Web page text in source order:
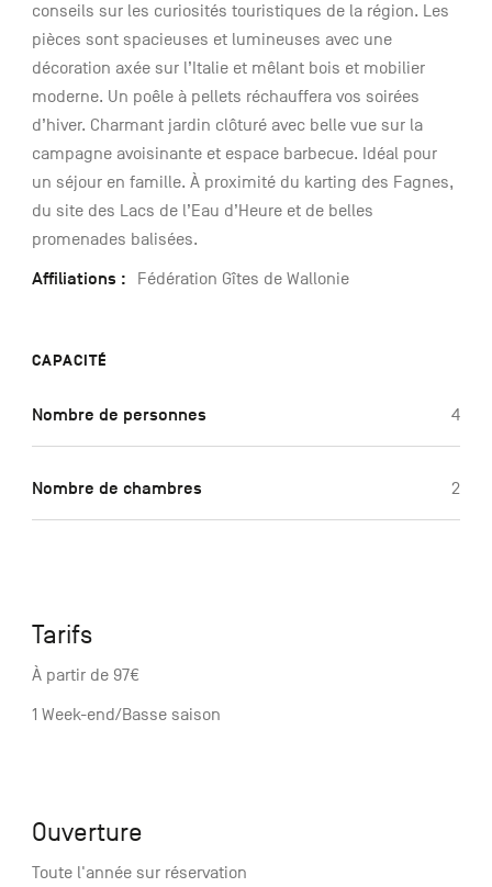
conseils sur les curiosités touristiques de la région. Les
pièces sont spacieuses et lumineuses avec une
décoration axée sur l’Italie et mêlant bois et mobilier
moderne. Un poêle à pellets réchauffera vos soirées
d’hiver. Charmant jardin clôturé avec belle vue sur la
campagne avoisinante et espace barbecue. Idéal pour
un séjour en famille. À proximité du karting des Fagnes,
du site des Lacs de l’Eau d’Heure et de belles
promenades balisées.
Affiliations : Fédération Gîtes de Wallonie
CAPACITÉ
Nombre de personnes 4
Nombre de chambres 2
Tarifs
À partir de 97€
1 Week-end/Basse saison
Ouverture
Toute l'année sur réservation